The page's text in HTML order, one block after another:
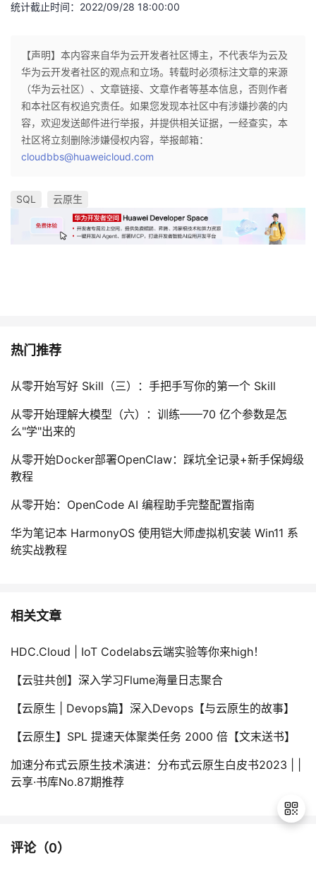
统计截止时间：2022/09/28 18:00:00
【声明】本内容来自华为云开发者社区博主，不代表华为云及
华为云开发者社区的观点和立场。转载时必须标注文章的来源
（华为云社区）、文章链接、文章作者等基本信息，否则作者
和本社区有权追究责任。如果您发现本社区中有涉嫌抄袭的内
容，欢迎发送邮件进行举报，并提供相关证据，一经查实，本
社区将立刻删除涉嫌侵权内容，举报邮箱：
cloudbbs@huaweicloud.com
SQL 云原生
热门推荐
从零开始写好 Skill（三）：手把手写你的第一个 Skill
从零开始理解大模型（六）：训练——70 亿个参数是怎
么"学"出来的
从零开始Docker部署OpenClaw：踩坑全记录+新手保姆级
教程
从零开始：OpenCode AI 编程助手完整配置指南
华为笔记本 HarmonyOS 使用铠大师虚拟机安装 Win11 系
统实战教程
相关文章
HDC.Cloud | IoT Codelabs云端实验等你来high！
【云驻共创】深入学习Flume海量日志聚合
【云原生 | Devops篇】深入Devops【与云原生的故事】
【云原生】SPL 提速天体聚类任务 2000 倍【文末送书】
加速分布式云原生技术演进：分布式云原生白皮书2023 | |
云享·书库No.87期推荐
评论（0）